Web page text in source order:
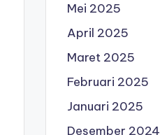
Mei 2025
April 2025
Maret 2025
Februari 2025
Januari 2025
Desember 2024